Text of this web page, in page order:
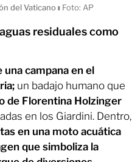
del Vaticanoı Foto: AP
residuales como
una campana en el
un badajo humano que
de Florentina Holzinger
en los Giardini. Dentro,
en una moto acuática
que simboliza la